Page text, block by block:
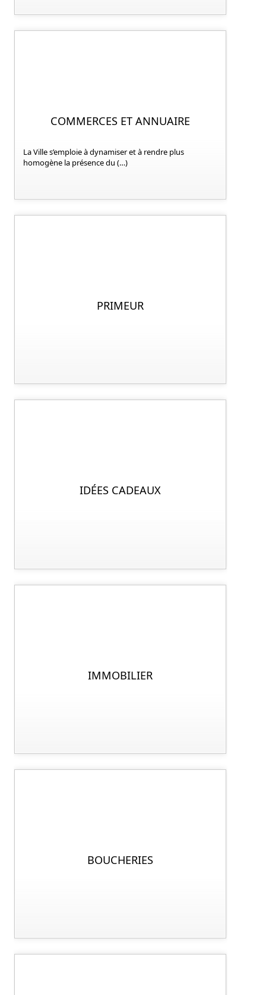
COMMERCES ET ANNUAIRE
La Ville s’emploie à dynamiser et à rendre plus
homogène la présence du (…)
PRIMEUR
IDÉES CADEAUX
IMMOBILIER
BOUCHERIES